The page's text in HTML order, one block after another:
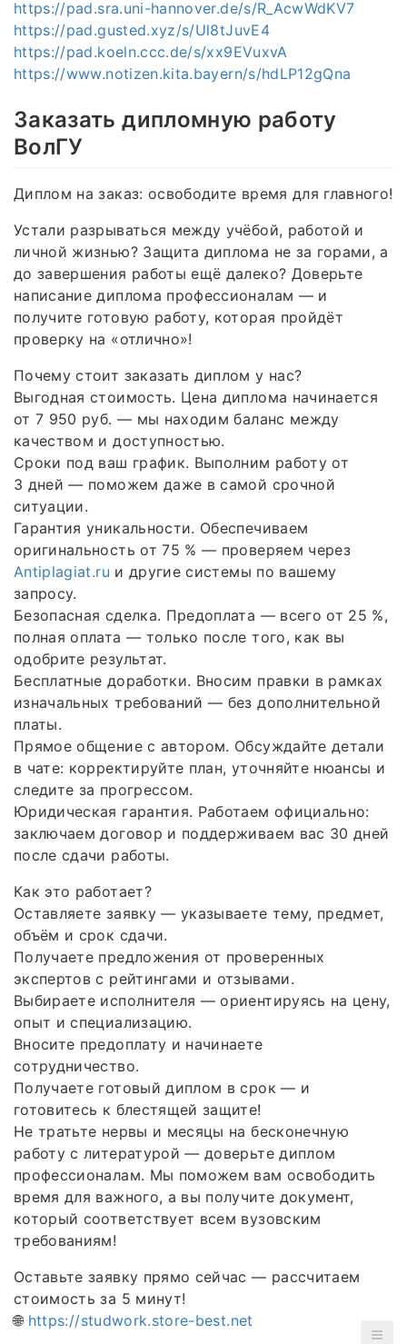
https://pad.sra.uni-hannover.de/s/R_AcwWdKV7
https://pad.gusted.xyz/s/Ul8tJuvE4
https://pad.koeln.ccc.de/s/xx9EVuxvA
https://www.notizen.kita.bayern/s/hdLP12gQna
Заказать дипломную работу
ВолГУ
Диплом на заказ: освободите время для главного!
Устали разрываться между учёбой, работой и
личной жизнью? Защита диплома не за горами, а
до завершения работы ещё далеко? Доверьте
написание диплома профессионалам — и
получите готовую работу, которая пройдёт
проверку на «отлично»!
Почему стоит заказать диплом у нас?
Выгодная стоимость. Цена диплома начинается
от 7 950 руб. — мы находим баланс между
качеством и доступностью.
Сроки под ваш график. Выполним работу от
3 дней — поможем даже в самой срочной
ситуации.
Гарантия уникальности. Обеспечиваем
оригинальность от 75 % — проверяем через
Antiplagiat.ru и другие системы по вашему
запросу.
Безопасная сделка. Предоплата — всего от 25 %,
полная оплата — только после того, как вы
одобрите результат.
Бесплатные доработки. Вносим правки в рамках
изначальных требований — без дополнительной
платы.
Прямое общение с автором. Обсуждайте детали
в чате: корректируйте план, уточняйте нюансы и
следите за прогрессом.
Юридическая гарантия. Работаем официально:
заключаем договор и поддерживаем вас 30 дней
после сдачи работы.
Как это работает?
Оставляете заявку — указываете тему, предмет,
объём и срок сдачи.
Получаете предложения от проверенных
экспертов с рейтингами и отзывами.
Выбираете исполнителя — ориентируясь на цену,
опыт и специализацию.
Вносите предоплату и начинаете
сотрудничество.
Получаете готовый диплом в срок — и
готовитесь к блестящей защите!
Не тратьте нервы и месяцы на бесконечную
работу с литературой — доверьте диплом
профессионалам. Мы поможем вам освободить
время для важного, а вы получите документ,
который соответствует всем вузовским
требованиям!
Оставьте заявку прямо сейчас — рассчитаем
стоимость за 5 минут!
🌐 https://studwork.store-best.net